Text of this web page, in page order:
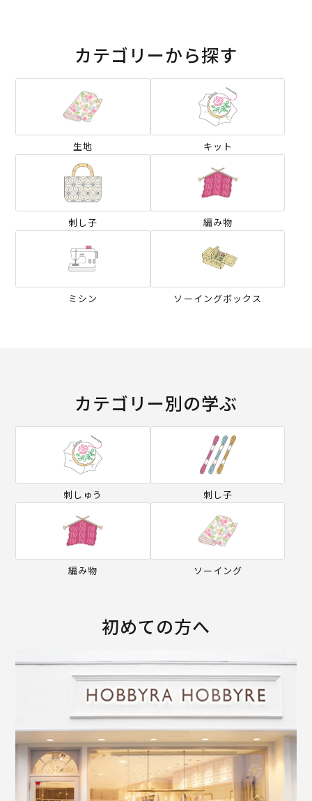
カテゴリーから探す
生地 キット
刺し子 編み物
ミシン ソーイングボックス
カテゴリー別の学ぶ
刺しゅう 刺し子
編み物 ソーイング
初めての方へ